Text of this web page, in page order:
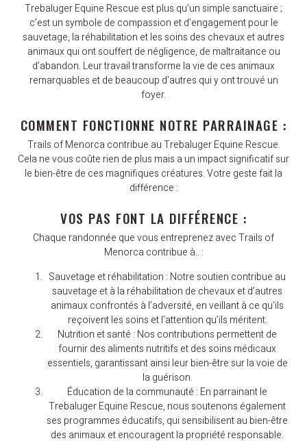
Trebaluger Equine Rescue est plus qu’un simple sanctuaire ;
c’est un symbole de compassion et d’engagement pour le
sauvetage, la réhabilitation et les soins des chevaux et autres
animaux qui ont souffert de négligence, de maltraitance ou
d’abandon. Leur travail transforme la vie de ces animaux
remarquables et de beaucoup d’autres qui y ont trouvé un
foyer.
COMMENT FONCTIONNE NOTRE PARRAINAGE :
Trails of Menorca contribue au Trebaluger Equine Rescue.
Cela ne vous coûte rien de plus mais a un impact significatif sur
le bien-être de ces magnifiques créatures. Votre geste fait la
différence :
VOS PAS FONT LA DIFFÉRENCE :
Chaque randonnée que vous entreprenez avec Trails of
Menorca contribue à.. :
Sauvetage et réhabilitation : Notre soutien contribue au
sauvetage et à la réhabilitation de chevaux et d’autres
animaux confrontés à l’adversité, en veillant à ce qu’ils
reçoivent les soins et l’attention qu’ils méritent.
Nutrition et santé : Nos contributions permettent de
fournir des aliments nutritifs et des soins médicaux
essentiels, garantissant ainsi leur bien-être sur la voie de
la guérison.
Éducation de la communauté : En parrainant le
Trebaluger Equine Rescue, nous soutenons également
ses programmes éducatifs, qui sensibilisent au bien-être
des animaux et encouragent la propriété responsable.